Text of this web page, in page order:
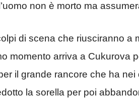
non è morto ma
di scena che riusciranno a
momento arriva a Cukurova
il grande rancore che ha
la sorella per poi